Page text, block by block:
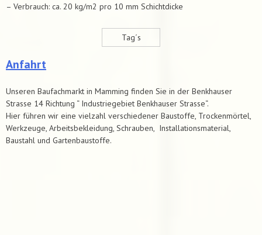
– Verbrauch: ca. 20 kg/m2 pro 10 mm Schichtdicke
Tag´s
Anfahrt
Unseren Baufachmarkt in Mamming finden Sie in der Benkhauser
Strasse 14 Richtung “ Industriegebiet Benkhauser Strasse“.
Hier führen wir eine vielzahl verschiedener Baustoffe, Trockenmörtel,
Werkzeuge, Arbeitsbekleidung, Schrauben, Installationsmaterial,
Baustahl und Gartenbaustoffe.